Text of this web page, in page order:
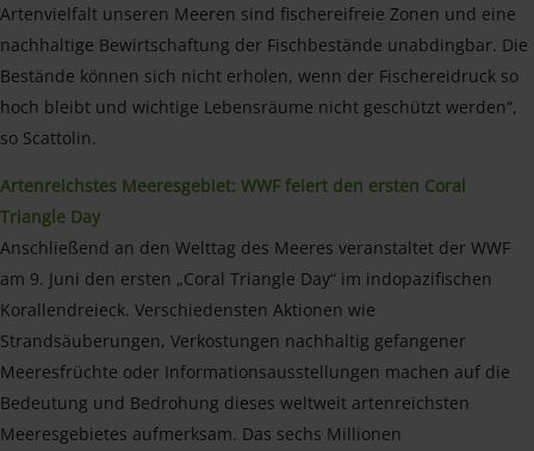
Artenvielfalt unseren Meeren sind fischereifreie Zonen und eine
nachhaltige Bewirtschaftung der Fischbestände unabdingbar. Die
Bestände können sich nicht erholen, wenn der Fischereidruck so
hoch bleibt und wichtige Lebensräume nicht geschützt werden“,
so Scattolin.
Artenreichstes Meeresgebiet: WWF feiert den ersten Coral
Triangle Day
Anschließend an den Welttag des Meeres veranstaltet der WWF
am 9. Juni den ersten „Coral Triangle Day“ im indopazifischen
Korallendreieck. Verschiedensten Aktionen wie
Strandsäuberungen, Verkostungen nachhaltig gefangener
Meeresfrüchte oder Informationsausstellungen machen auf die
Bedeutung und Bedrohung dieses weltweit artenreichsten
Meeresgebietes aufmerksam. Das sechs Millionen